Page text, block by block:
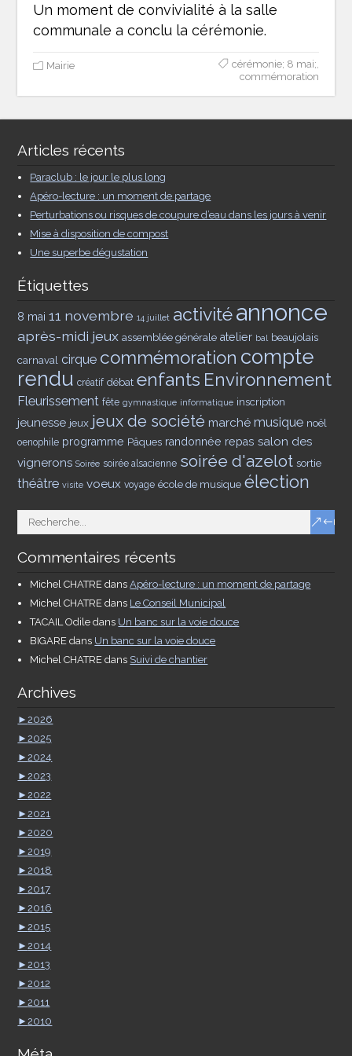
Un moment de convivialité à la salle
communale a conclu la cérémonie.
Mairie cérémonie; 8 mai;
commémoration
Articles récents
Paraclub : le jour le plus long
Apéro-lecture : un moment de partage
Perturbations ou risques de coupure d’eau dans les jours à venir
Mise à disposition de compost
Une superbe dégustation
Étiquettes
8 mai 11 novembre 14 juillet activitéannonce
après-midi jeux assemblée générale atelier bal beaujolais
carnaval cirque commémoration compte
rendu créatif débat enfants Environnement
Fleurissement fête gymnastique informatique inscription
jeunesse jeux jeux de société marché musique noël
oenophile programme Pâques randonnée repas salon des
vignerons Soirée soirée alsacienne soirée d'azelot sortie
théâtre visite voeux voyage école de musique élection
Commentaires récents
Michel CHATRE dansApéro-lecture : un moment de partage
Michel CHATRE dans Le Conseil Municipal
TACAIL Odile dans Un banc sur la voie douce
BIGARE dans Un banc sur la voie douce
Michel CHATRE dans Suivi de chantier
Archives
►2026
►2025
►2024
►2023
►2022
►2021
►2020
►2019
►2018
►2017
►2016
►2015
►2014
►2013
►2012
►2011
►2010